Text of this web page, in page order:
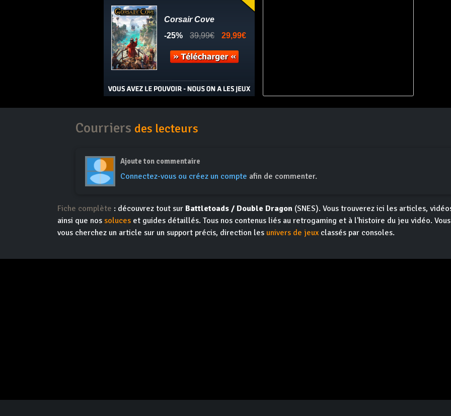
Courriers des lecteurs
Ajoute ton commentaire
Connectez-vous ou créez un compte afin de commenter.
Fiche complète : découvrez tout sur Battletoads / Double Dragon (SNES). Vous trouverez ici les articles,
ainsi que nos soluces et guides détaillés. Tous nos contenus liés au retrogaming et à l'histoire du jeu vidéo.
vous cherchez un article sur un support précis, direction les univers de jeux classés par consoles.